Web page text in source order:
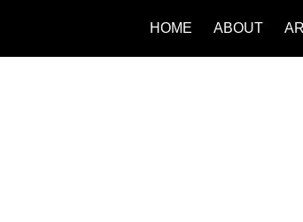
HOME ABOUT